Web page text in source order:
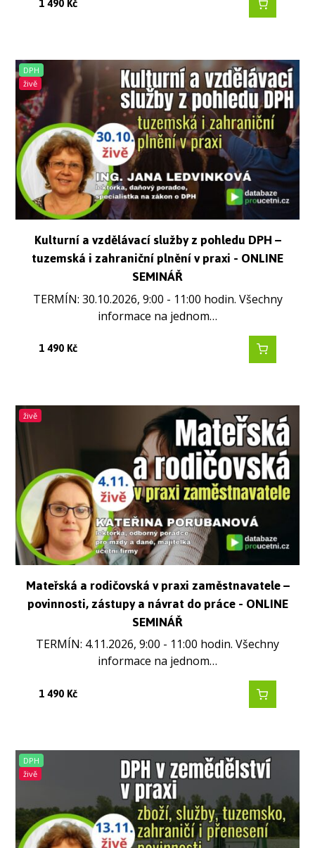
DPH
živě
Kulturní a vzdělávací služby z pohledu DPH –
tuzemská i zahraniční plnění v praxi - ONLINE
SEMINÁŘ
TERMÍN: 30.10.2026, 9:00 - 11:00 hodin. Všechny
informace na jednom…
1 490Kč
živě
Mateřská a rodičovská v praxi zaměstnavatele –
povinnosti, zástupy a návrat do práce - ONLINE
SEMINÁŘ
TERMÍN: 4.11.2026, 9:00 - 11:00 hodin. Všechny
informace na jednom…
1 490Kč
DPH
živě